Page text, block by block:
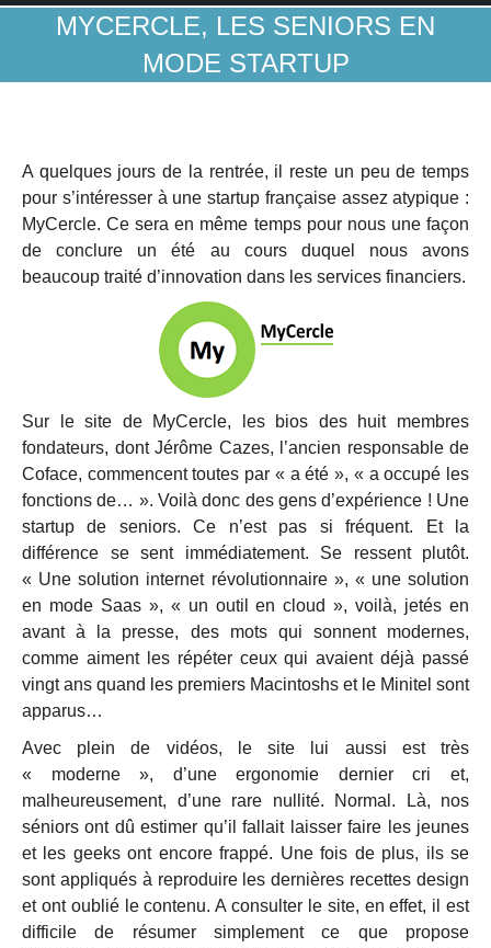
MYCERCLE, LES SENIORS EN
MODE STARTUP
A quelques jours de la rentrée, il reste un peu de temps
pour s’intéresser à une startup française assez atypique :
MyCercle. Ce sera en même temps pour nous une façon
de conclure un été au cours duquel nous avons
beaucoup traité d’innovation dans les services financiers.
Sur le site de MyCercle, les bios des huit membres
fondateurs, dont Jérôme Cazes, l’ancien responsable de
Coface, commencent toutes par « a été », « a occupé les
fonctions de… ». Voilà donc des gens d’expérience ! Une
startup de seniors. Ce n’est pas si fréquent. Et la
différence se sent immédiatement. Se ressent plutôt.
« Une solution internet révolutionnaire », « une solution
en mode Saas », « un outil en cloud », voilà, jetés en
avant à la presse, des mots qui sonnent modernes,
comme aiment les répéter ceux qui avaient déjà passé
vingt ans quand les premiers Macintoshs et le Minitel sont
apparus…
Avec plein de vidéos, le site lui aussi est très
« moderne », d’une ergonomie dernier cri et,
malheureusement, d’une rare nullité. Normal. Là, nos
séniors ont dû estimer qu’il fallait laisser faire les jeunes
et les geeks ont encore frappé. Une fois de plus, ils se
sont appliqués à reproduire les dernières recettes design
et ont oublié le contenu. A consulter le site, en effet, il est
difficile de résumer simplement ce que propose